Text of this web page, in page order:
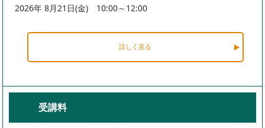
2026年 8月21日(金) 10:00～12:00
詳しく見る
受講料